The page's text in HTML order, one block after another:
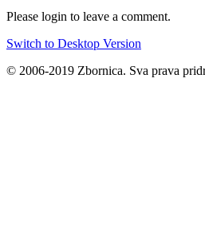
Please login to leave a comment.
Switch to Desktop Version
© 2006-2019 Zbornica. Sva prava